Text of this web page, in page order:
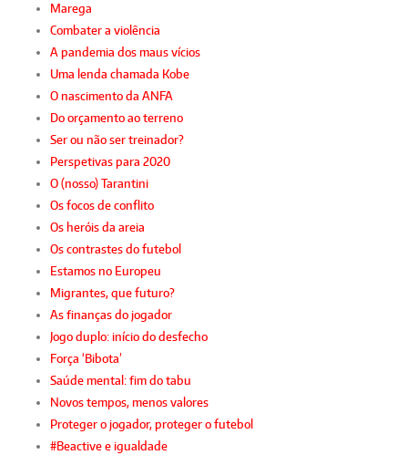
Marega
Combater a violência
A pandemia dos maus vícios
Uma lenda chamada Kobe
O nascimento da ANFA
Do orçamento ao terreno
Ser ou não ser treinador?
Perspetivas para 2020
O (nosso) Tarantini
Os focos de conflito
Os heróis da areia
Os contrastes do futebol
Estamos no Europeu
Migrantes, que futuro?
As finanças do jogador
Jogo duplo: início do desfecho
Força ‘Bibota’
Saúde mental: fim do tabu
Novos tempos, menos valores
Proteger o jogador, proteger o futebol
#Beactive e igualdade